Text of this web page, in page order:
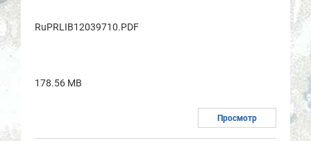
RuPRLIB12039710.PDF
178.56 MB
Просмотр